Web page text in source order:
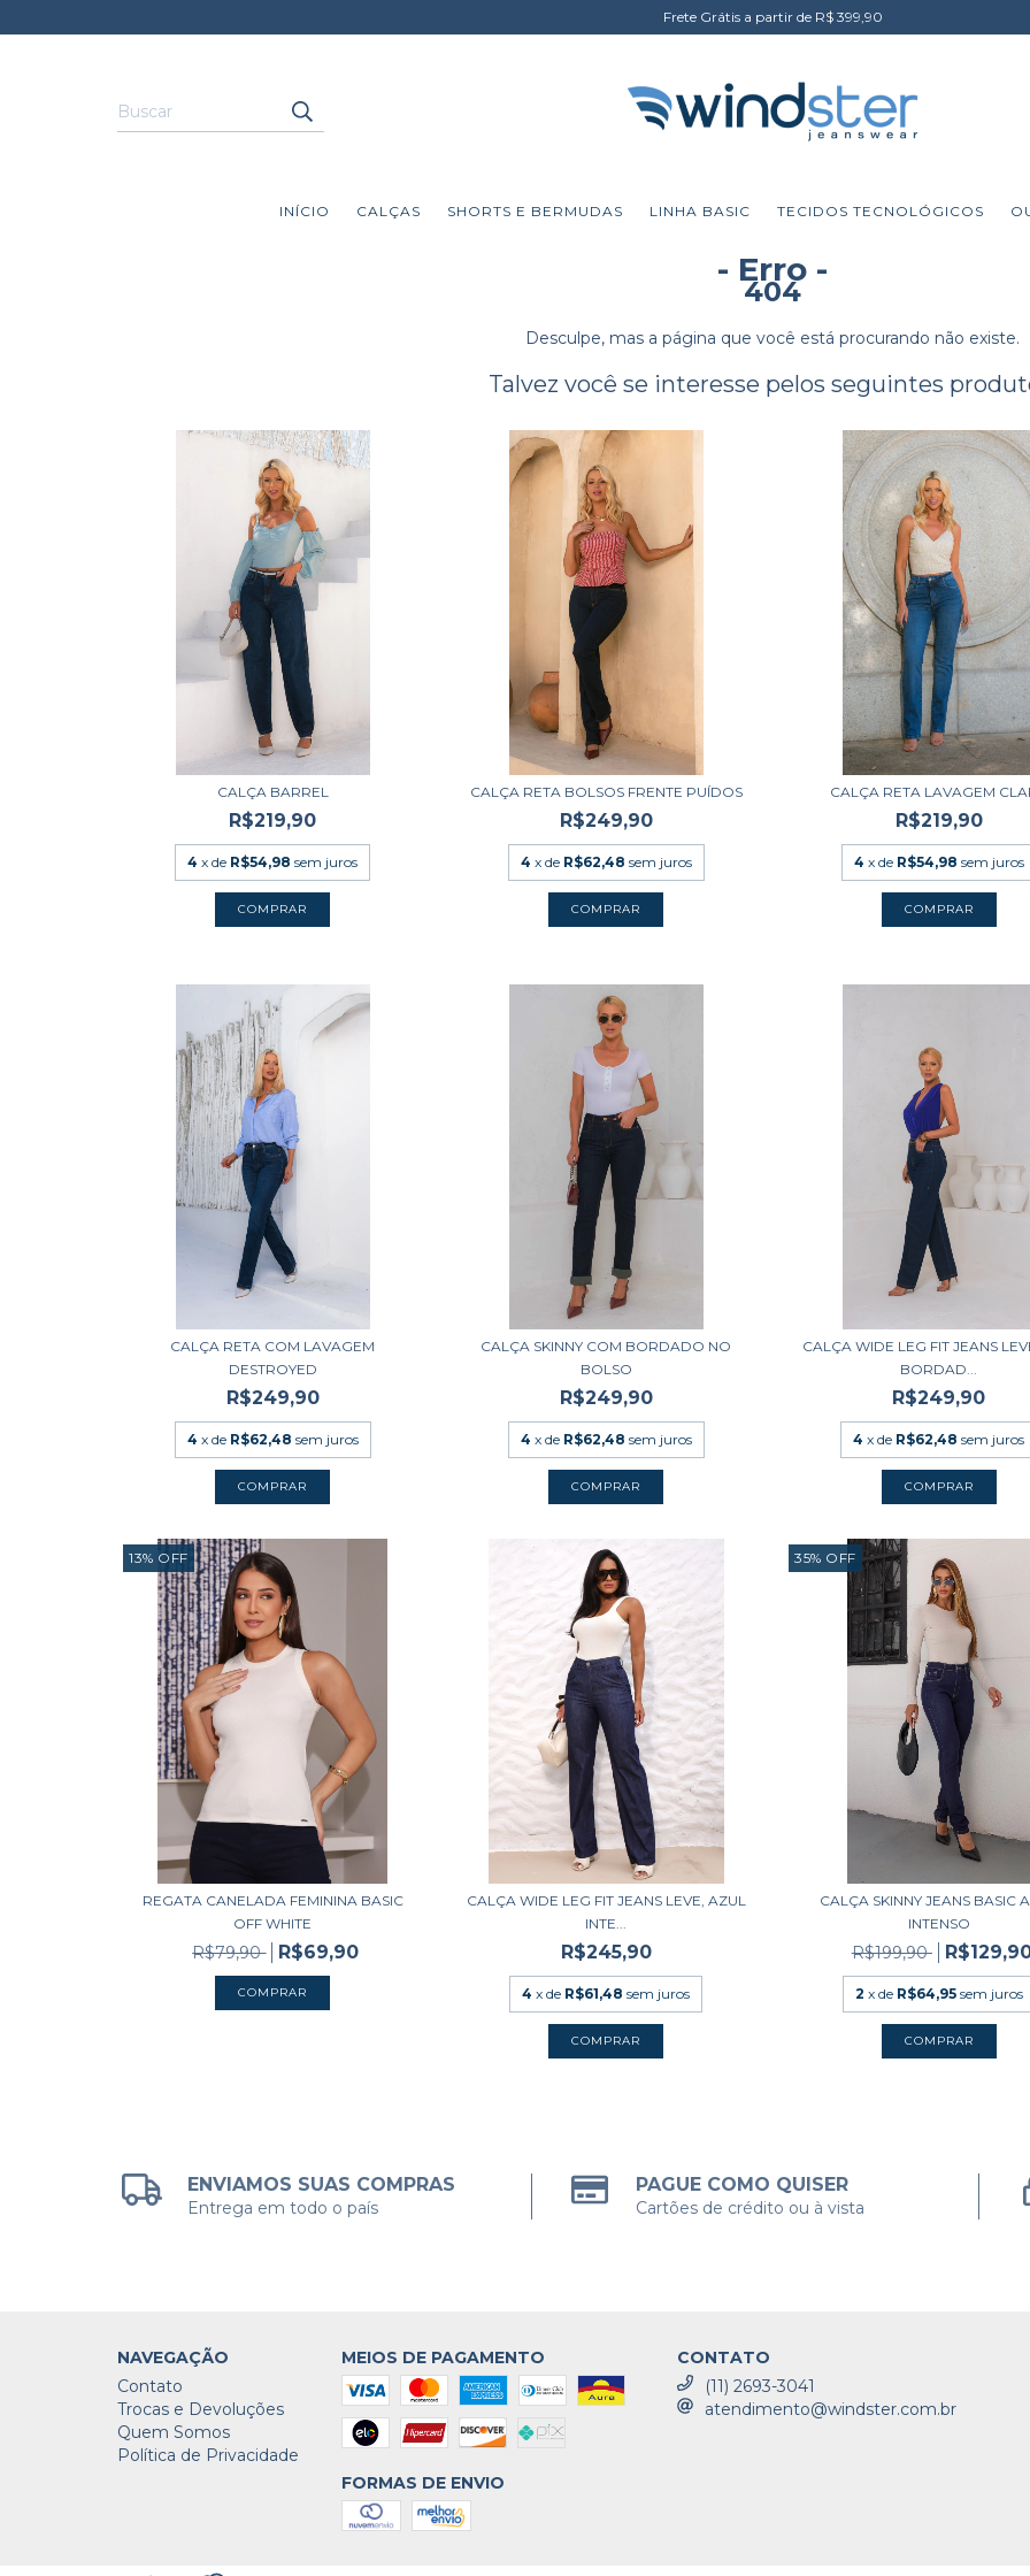
Frete Grátis a partir de R$ 399,90
INÍCIO CALÇAS SHORTS E BERMUDAS LINHA BASIC TECIDOS TECNOLÓGICOS
- Erro -
404
Desculpe, mas a página que você está procurando não existe.
Talvez você se interesse pelos seguintes
CALÇA BARREL
R$219,90
4 x de R$54,98 sem juros
COMPRAR
CALÇA RETA BOLSOS FRENTE PUÍDOS
R$249,90
4 x de R$62,48 sem juros
COMPRAR
CALÇA RETA LAVAGEM
R$219,90
4 x de R$54,98 sem juros
COMPRAR
CALÇA RETA COM LAVAGEM
DESTROYED
R$249,90
4 x de R$62,48 sem juros
COMPRAR
CALÇA SKINNY COM BORDADO NO
BOLSO
R$249,90
4 x de R$62,48 sem juros
COMPRAR
CALÇA WIDE LEG FIT JEANS
BORDAD...
R$249,90
4 x de R$62,48 sem juros
COMPRAR
13% OFF
REGATA CANELADA FEMININA BASIC
OFF WHITE
R$79,90 R$69,90
CALÇA WIDE LEG FIT JEANS LEVE, AZUL
INTE...
R$245,90
4 x de R$61,48 sem juros
COMPRAR
35% OFF
CALÇA SKINNY JEANS BASIC
INTENSO
R$199,90
2 x de R$64,95 sem juros
COMPRAR
ENVIAMOS SUAS COMPRAS
Entrega em todo o país
PAGUE COMO QUISER
Cartões de crédito ou à vista
NAVEGAÇÃO
Contato
Trocas e Devoluções
Quem Somos
Política de Privacidade
MEIOS DE PAGAMENTO
FORMAS DE ENVIO
CONTATO
(11) 2693-3041
atendimento@windster.com.br